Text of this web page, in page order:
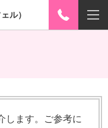
ル）
します。ご参考に